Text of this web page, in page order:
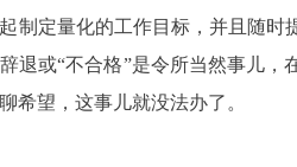
制定量化的工作目标，并且随时
退或“不合格”是令所当然事儿，
希望，这事儿就没法办了。